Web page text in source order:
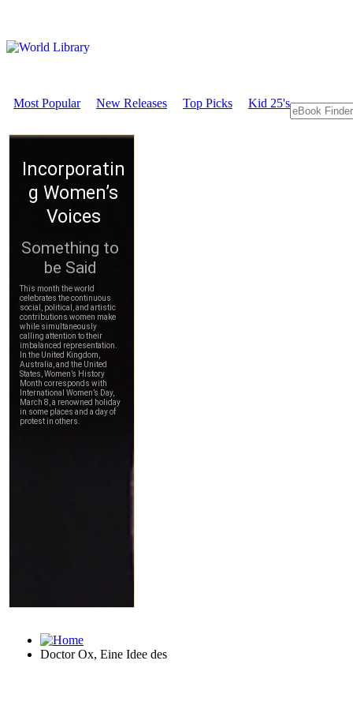
Most Popular New Releases Top Picks Kid 25's
Doctor Ox, Eine Idee des